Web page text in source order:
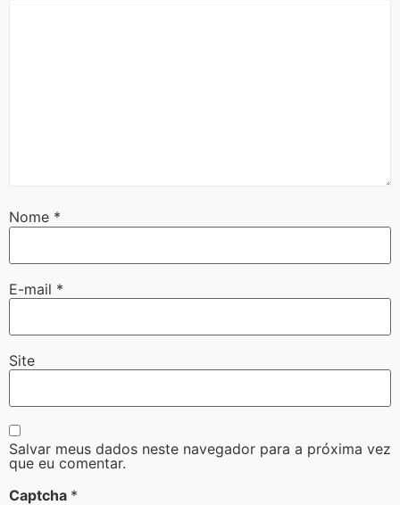
Nome *
E-mail *
Site
Salvar meus dados neste navegador para a próxima vez
que eu comentar.
Captcha *